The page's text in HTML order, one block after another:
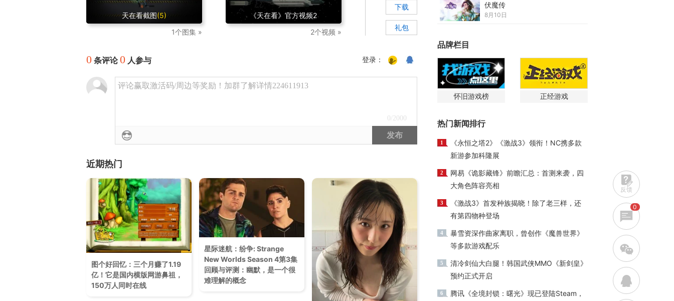
天在看截图(5)
1个图集 »
《天在看》官方视频2
2个视频 »
下载
礼包
0 条评论0 人参与 登录：
评论赢取激活码/周边等奖励！加群了解详情224611913
0 /2000
发布
近期热门
图个好回忆：三个月赚了1.19
亿！它是国内横版网游鼻祖，
150万人同时在线
星际迷航：纷争: Strange
New Worlds Season 4第3集
回顾与评测：幽默，是一个很
难理解的概念
伏魔传
8月10日
品牌栏目
怀旧游戏榜 正经游戏
热门新闻排行
1
《永恒之塔2》《激战3》领衔！NC携多款
新游参加科隆展
2
网易《诡影藏锋》前瞻汇总：首测来袭，四
大角色阵容亮相
3
《激战3》首发种族揭晓！除了老三样，还
有第四物种登场
4
暴雪资深作曲家离职，曾创作《魔兽世界》
等多款游戏配乐
5
清冷剑仙大白腿！韩国武侠MMO《新剑皇》
预约正式开启
6
腾讯《全境封锁：曙光》现已登陆Steam，
反馈
0
w
q